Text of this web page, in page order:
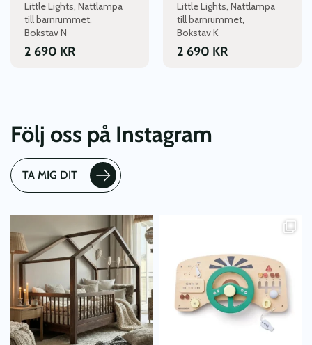
Little Lights, Nattlampa
till barnrummet,
Bokstav N
2 690 KR
produktsidan
Little Lights, Nattlampa
till barnrummet,
Bokstav K
2 690 KR
produktsidan
Följ oss på Instagram
TA MIG DIT